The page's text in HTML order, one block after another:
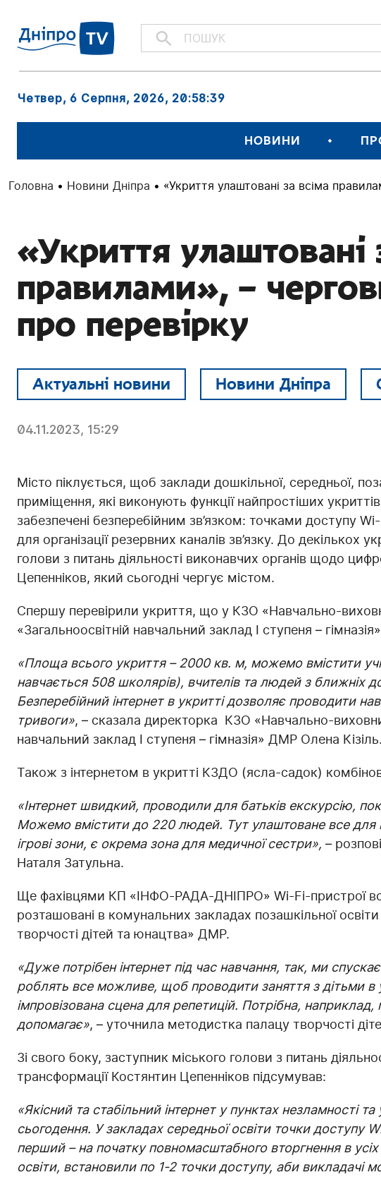
Четвер, 6 Серпня, 2026, 20:58:40
НОВИНИ
Головна • Новини Дніпра • «Укриття улаштовані за всіма
«Укриття улаштовані
правилами», –
про перевірку
Актуальні новини Новини Дніпра
04.11.2023, 15:29
Місто піклується, щоб заклади дошкільної, середньої,
приміщення, які виконують функції найпростіших
забезпечені безперебійним зв’язком: точками доступу
для організації резервних каналів зв’язку. До декількох
голови з питань діяльності виконавчих органів щодо
Цепенніков, який сьогодні чергує містом.
Спершу перевірили укриття, що у КЗО «Навчально-
«Загальноосвітній навчальний заклад І ступеня –
«Площа всього укриття – 2000 кв. м, можемо вмістити
навчається 508 школярів), вчителів та людей з ближніх
Безперебійний інтернет в укритті дозволяє проводити
тривоги», – сказала директорка КЗО «Навчально-
навчальний заклад І ступеня – гімназія» ДМР Олена Кізіль.
Також з інтернетом в укритті КЗДО (ясла-садок)
«Інтернет швидкий, проводили для батьків екскурсію,
Можемо вмістити до 220 людей. Тут улаштоване все для
ігрові зони, є окрема зона для медичної сестри», –
Наталя Затульна.
Ще фахівцями КП «ІНФО-РАДА-ДНІПРО» Wi-Fi-пристрої
розташовані в комунальних закладах позашкільної
творчості дітей та юнацтва» ДМР.
«Дуже потрібен інтернет під час навчання, так, ми
роблять все можливе, щоб проводити заняття з дітьми в
імпровізована сцена для репетицій. Потрібна, наприклад,
допомагає», – уточнила методистка палацу творчості
Зі свого боку, заступник міського голови з питань
трансформації Костянтин Цепенніков підсумував:
«Якісний та стабільний інтернет у пунктах незламності та
сьогодення. У закладах середньої освіти точки доступу
перший – на початку повномасштабного вторгнення в
освіти, встановили по 1-2 точки доступу, аби викладачі